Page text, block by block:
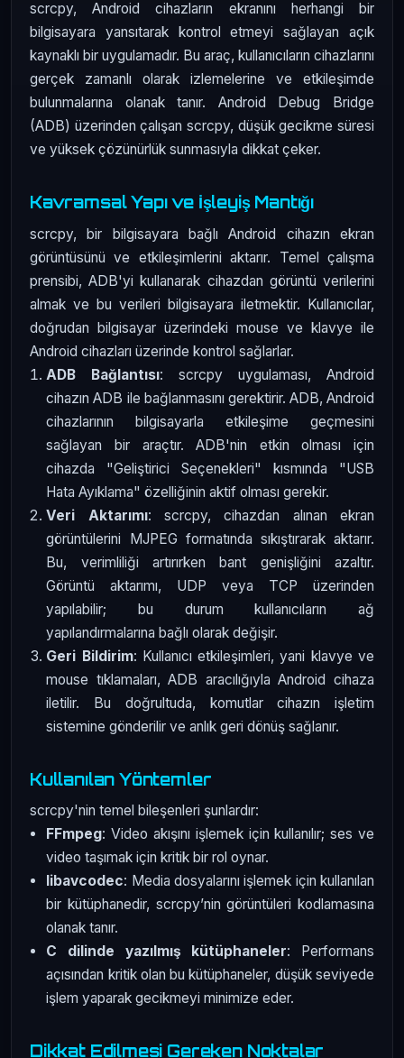
scrcpy, Android cihazların ekranını herhangi bir
bilgisayara yansıtarak kontrol etmeyi sağlayan açık
kaynaklı bir uygulamadır. Bu araç, kullanıcıların cihazlarını
gerçek zamanlı olarak izlemelerine ve etkileşimde
bulunmalarına olanak tanır. Android Debug Bridge
(ADB) üzerinden çalışan scrcpy, düşük gecikme süresi
ve yüksek çözünürlük sunmasıyla dikkat çeker.
Kavramsal Yapı ve İşleyiş Mantığı
scrcpy, bir bilgisayara bağlı Android cihazın ekran
görüntüsünü ve etkileşimlerini aktarır. Temel çalışma
prensibi, ADB'yi kullanarak cihazdan görüntü verilerini
almak ve bu verileri bilgisayara iletmektir. Kullanıcılar,
doğrudan bilgisayar üzerindeki mouse ve klavye ile
Android cihazları üzerinde kontrol sağlarlar.
ADB Bağlantısı: scrcpy uygulaması, Android
cihazın ADB ile bağlanmasını gerektirir. ADB, Android
cihazlarının bilgisayarla etkileşime geçmesini
sağlayan bir araçtır. ADB'nin etkin olması için
cihazda "Geliştirici Seçenekleri" kısmında "USB
Hata Ayıklama" özelliğinin aktif olması gerekir.
Veri Aktarımı: scrcpy, cihazdan alınan ekran
görüntülerini MJPEG formatında sıkıştırarak aktarır.
Bu, verimliliği artırırken bant genişliğini azaltır.
Görüntü aktarımı, UDP veya TCP üzerinden
yapılabilir; bu durum kullanıcıların ağ
yapılandırmalarına bağlı olarak değişir.
Geri Bildirim: Kullanıcı etkileşimleri, yani klavye ve
mouse tıklamaları, ADB aracılığıyla Android cihaza
iletilir. Bu doğrultuda, komutlar cihazın işletim
sistemine gönderilir ve anlık geri dönüş sağlanır.
Kullanılan Yöntemler
scrcpy'nin temel bileşenleri şunlardır:
FFmpeg: Video akışını işlemek için kullanılır; ses ve
video taşımak için kritik bir rol oynar.
libavcodec: Media dosyalarını işlemek için kullanılan
bir kütüphanedir, scrcpy’nin görüntüleri kodlamasına
olanak tanır.
C dilinde yazılmış kütüphaneler: Performans
açısından kritik olan bu kütüphaneler, düşük seviyede
işlem yaparak gecikmeyi minimize eder.
Dikkat Edilmesi Gereken Noktalar